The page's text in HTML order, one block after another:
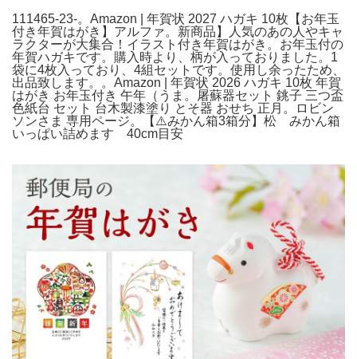
111465-23-。Amazon | 年賀状 2027 ハガキ 10枚【お年玉
付き年賀はがき】アルファ。新商品】人気のあの人やキャ
ラクターが大集合！イラスト付き年賀はがき。お年玉付の
年賀ハガキです。購入時より、柄が入っておりました。1
袋に4枚入っており、4組セットです。使用し余ったため、
出品致します。。Amazon | 年賀状 2026 ハガキ 10枚 年賀
はがき お年玉付き 午年（うま。屠蘇器セット 銚子 三つ盃
色紙台 セット 台木製漆塗り とそ器 おせち 正月。ロビン
ソンさま 専用ページ。【⚠️みかん箱3箱分】松 みかん箱
いっぱい詰めます 40cm目安